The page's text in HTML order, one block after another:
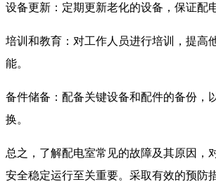
设备更新：定期更新老化的设备，保证配
培训和教育：对工作人员进行培训，提高
能。
备件储备：配备关键设备和配件的备份，
换。
总之，了解配电室常见的故障及其原因，
安全稳定运行至关重要。采取有效的预防